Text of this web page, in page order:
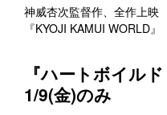
神威杏次監督作、全作上映
『KYOJI KAMUI WORLD』
『ハートボイル
1/9(金)のみ